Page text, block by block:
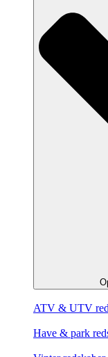
ATV & UTV
Have & park